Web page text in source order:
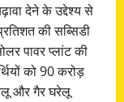
देने के उद्देश्य से
की सब्सिडी
पावर प्लांट की
को 90 करोड़
और गैर घरेलू